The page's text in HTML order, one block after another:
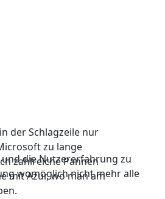
der Schlagzeile nur
zu lange
zahlreiche Pannen
mit Azur, wo man am
und die Nutzererfahrung zu
womöglich nicht mehr alle